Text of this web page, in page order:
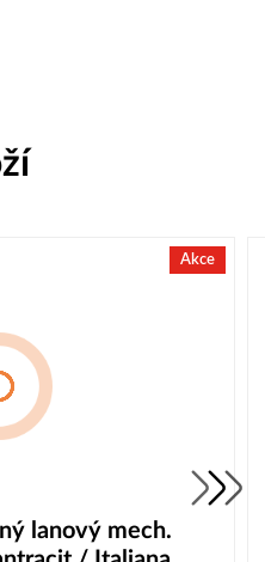
Akce
lanový mech.